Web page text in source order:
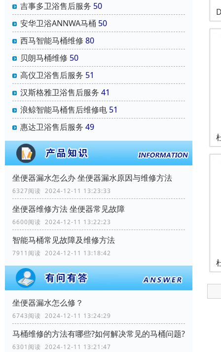
吉事多卫浴售后服务 50
安华卫浴ANNWA马桶 50
西马智能马桶维修 80
贝朗马桶维修 50
高仪卫浴售后服务 51
汉斯格雅卫浴售后服务 41
浪鲸智能马桶售后维修电 51
惠达卫浴售后服务 49
坐便器漏水怎么办 坐便器漏水原因与维修方法
6327阅读 2024-12-11 13:23:33
坐便器维修方法 坐便器常见故障
6600阅读 2024-12-11 13:22:23
智能马桶常见故障及维修方法
7911阅读 2024-12-11 13:18:42
坐便器漏水怎么修？
6743阅读 2024-12-11 13:24:29
马桶维修的方法有哪些?如何解决常见的马桶问题?
6301阅读 2024-12-11 13:21:47